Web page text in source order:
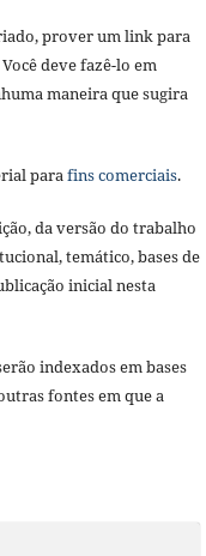
prover um link para
deve fazê-lo em
maneira que sugira
parafins comerciais.
da versão do trabalho
temático, bases de
inicial nesta
indexados em bases
fontes em que a